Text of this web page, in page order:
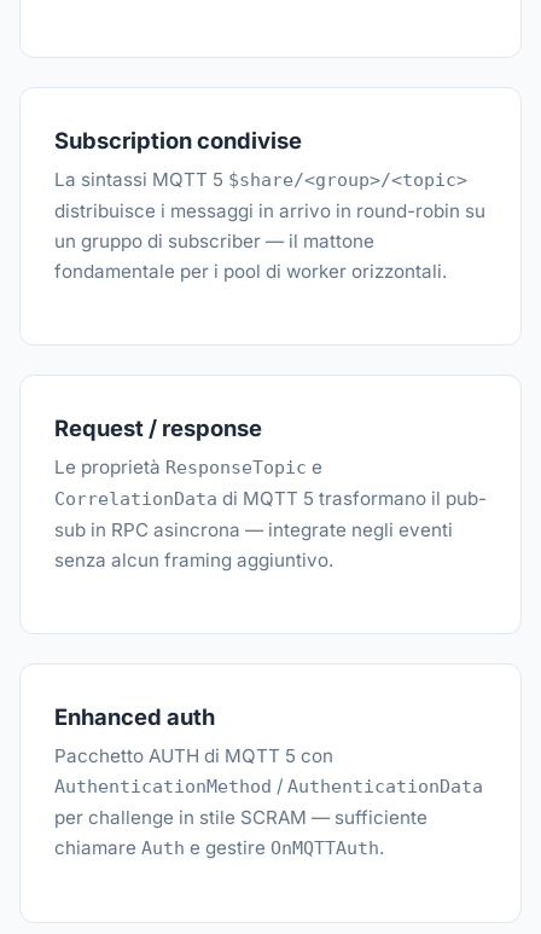
Subscription condivise
La sintassi MQTT 5 $share/<group>/<topic>
distribuisce i messaggi in arrivo in round-robin su
un gruppo di subscriber — il mattone
fondamentale per i pool di worker orizzontali.
Request / response
Le proprietà ResponseTopic e
CorrelationData di MQTT 5 trasformano il pub-
sub in RPC asincrona — integrate negli eventi
senza alcun framing aggiuntivo.
Enhanced auth
Pacchetto AUTH di MQTT 5 con
AuthenticationMethod / AuthenticationData
per challenge in stile SCRAM — sufficiente
chiamare Auth e gestire OnMQTTAuth.